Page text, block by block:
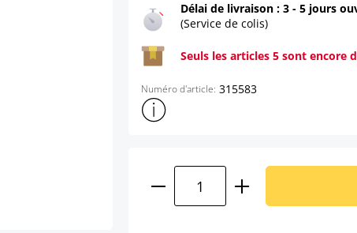
Délai de livraison : 3 - 5 jours
(Service de colis)
Seuls les articles 5 sont encore
Numéro d'article: 315583
Afficher plus d'informations sur le produit
Quantité de produit :